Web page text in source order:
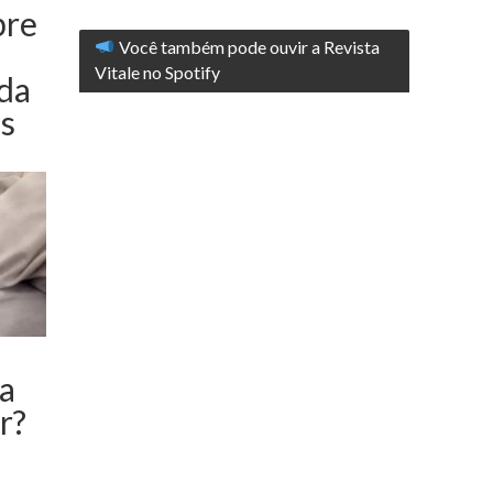
Você também pode ouvir a Revista
Vitale no Spotify